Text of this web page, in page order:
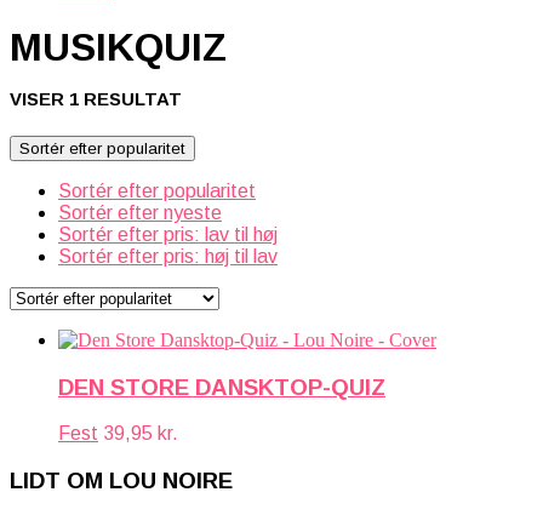
MUSIKQUIZ
VISER 1 RESULTAT
Sortér efter popularitet
Sortér efter popularitet
Sortér efter nyeste
Sortér efter pris: lav til høj
Sortér efter pris: høj til lav
DEN STORE DANSKTOP-QUIZ
Fest 39,95 kr.
LIDT OM LOU NOIRE